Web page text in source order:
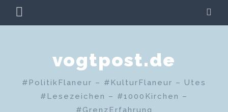
Zum
Inhalt MENÜ
vogtpost.de
#PolitikFlaneur – #KulturFlaneur – Utes
#Lesezeichen – #1000Kirchen –
#GrenzErfahrung